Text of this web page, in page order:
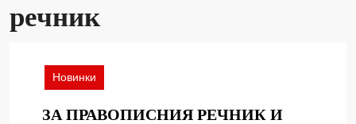
речник
Новинки
ЗА ПРАВОПИСНИЯ РЕЧНИК И